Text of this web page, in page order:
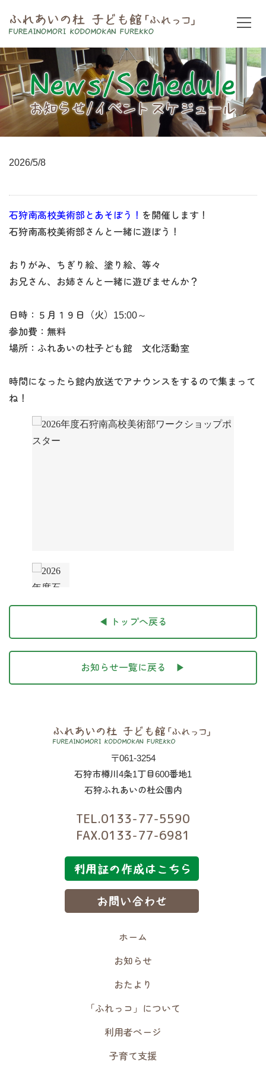
2026/5/8
石狩南高校美術部とあそぼう！ を開催します！
石狩南高校美術部さんと一緒に遊ぼう！
おりがみ、ちぎり絵、塗り絵、等々
お兄さん、お姉さんと一緒に遊びませんか？
日時：５月１９日（火）15:00～
参加費：無料
場所：ふれあいの杜子ども館 文化活動室
時間になったら館内放送でアナウンスをするので集まって
ね！
◀ トップへ戻る
お知らせ一覧に戻る ▶
〒061-3254
石狩市樽川4条1丁目600番地1
石狩ふれあいの杜公園内
TEL.0133-77-5590
FAX.0133-77-6981
ホーム
お知らせ
おたより
「ふれっコ」について
利用者ページ
子育て支援